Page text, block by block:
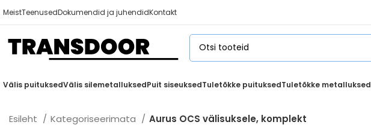
MeistTeenusedDokumendid ja juhendidKontakt
Välis puituksedVälis silemetalluksedPuit siseuksedTuletõkke puituksedTuletõkke metalluksed
Esileht Kategoriseerimata Aurus OCS välisuksele, komplekt